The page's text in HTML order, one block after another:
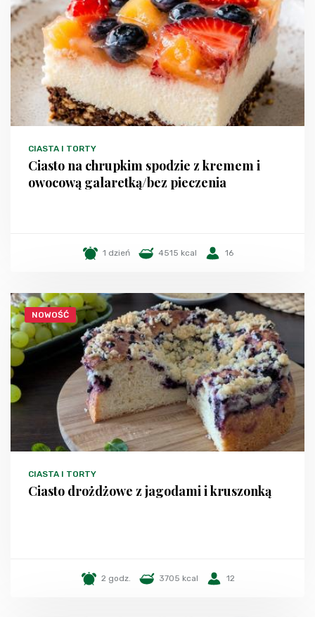
CIASTA I TORTY
Ciasto na chrupkim spodzie z kremem i
owocową galaretką/bez pieczenia
1 dzień 4515 kcal 16
NOWOŚĆ
CIASTA I TORTY
Ciasto drożdżowe z jagodami i kruszonką
2 godz. 3705 kcal 12